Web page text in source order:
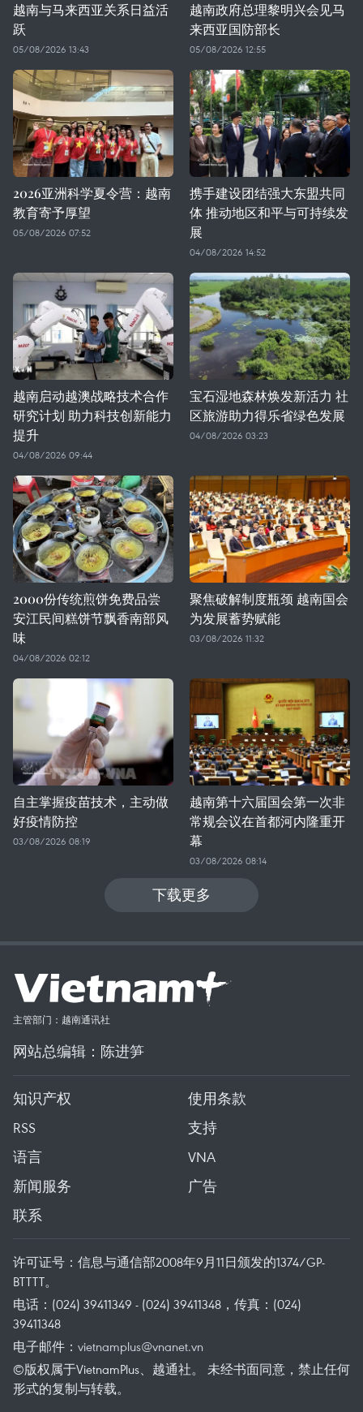
越南与马来西亚关系日益活
跃
05/08/2026 13:43
越南政府总理黎明兴会见马
来西亚国防部长
05/08/2026 12:55
2026亚洲科学夏令营：越南
教育寄予厚望
05/08/2026 07:52
携手建设团结强大东盟共同
体 推动地区和平与可持续发
展
04/08/2026 14:52
越南启动越澳战略技术合作
研究计划 助力科技创新能力
提升
04/08/2026 09:44
宝石湿地森林焕发新活力 社
区旅游助力得乐省绿色发展
04/08/2026 03:23
2000份传统煎饼免费品尝
安江民间糕饼节飘香南部风
味
04/08/2026 02:12
聚焦破解制度瓶颈 越南国会
为发展蓄势赋能
03/08/2026 11:32
自主掌握疫苗技术，主动做
好疫情防控
03/08/2026 08:19
越南第十六届国会第一次非
常规会议在首都河内隆重开
幕
03/08/2026 08:14
下载更多
主管部门：越南通讯社
网站总编辑：陈进笋
知识产权
使用条款
RSS
支持
语言
VNA
新闻服务
广告
联系
许可证号：信息与通信部2008年9月11日颁发的1374/GP-
BTTTT。
电话：(024) 39411349 - (024) 39411348，传真：(024)
39411348
电子邮件： vietnamplus@vnanet.vn
©版权属于VietnamPlus、越通社。 未经书面同意，禁止任何
形式的复制与转载。